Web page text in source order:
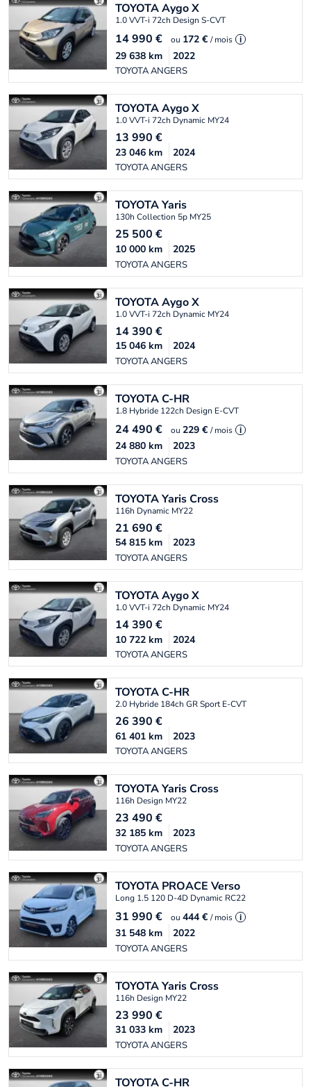
TOYOTAAygo X
1.0 VVT-i 72ch Design S-CVT
14 990 € ou 172 € / mois i
TOYOTA ANGERS
29 638 km 2022
TOYOTAAygo X
1.0 VVT-i 72ch Dynamic MY24
13 990 €
TOYOTA ANGERS
23 046 km 2024
TOYOTAYaris
130h Collection 5p MY25
25 500 €
TOYOTA ANGERS
10 000 km 2025
TOYOTAAygo X
1.0 VVT-i 72ch Dynamic MY24
14 390 €
TOYOTA ANGERS
15 046 km 2024
TOYOTAC-HR
1.8 Hybride 122ch Design E-CVT
24 490 € ou 229 € / mois i
TOYOTA ANGERS
24 880 km 2023
TOYOTAYaris Cross
116h Dynamic MY22
21 690 €
TOYOTA ANGERS
54 815 km 2023
TOYOTAAygo X
1.0 VVT-i 72ch Dynamic MY24
14 390 €
TOYOTA ANGERS
10 722 km 2024
TOYOTAC-HR
2.0 Hybride 184ch GR Sport E-CVT
26 390 €
TOYOTA ANGERS
61 401 km 2023
TOYOTAYaris Cross
116h Design MY22
23 490 €
TOYOTA ANGERS
32 185 km 2023
TOYOTA PROACE Verso
Long 1.5 120 D-4D Dynamic RC22
31 990 € ou 444 € / mois i
TOYOTA ANGERS
31 548 km 2022
TOYOTAYaris Cross
116h Design MY22
23 990 €
TOYOTA ANGERS
31 033 km 2023
TOYOTAC-HR